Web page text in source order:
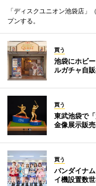
「ディスクユニオン池袋店
プンする。
買う
池袋にホビ
ルガチャ自
買う
東武池袋で
金像展示販
買う
バンダイナ
イ機設置数